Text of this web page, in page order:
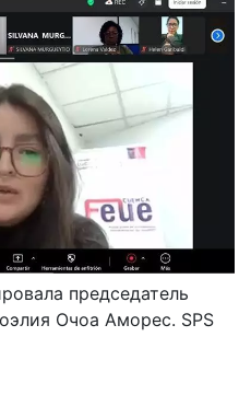
председатель
Очоа Аморес. SPS